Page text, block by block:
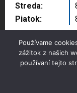
Streda:
Piatok:
Copyright ©
Používame
zážitok z našich
používaní tejto